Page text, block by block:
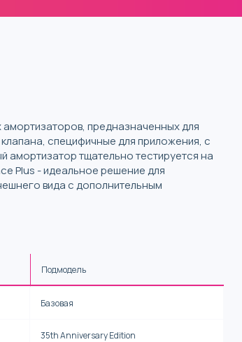
предназначенных для
специфичные для приложения, с
амортизатор тщательно тестируется на
Plus - идеальное решение для
вида с дополнительным
Подмодель
Базовая
35th Anniversary Edition